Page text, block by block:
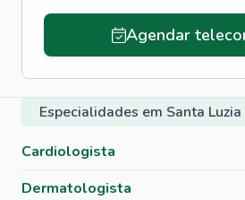
Agendar
Especialidades em Santa
Cardiologista
Dermatologista